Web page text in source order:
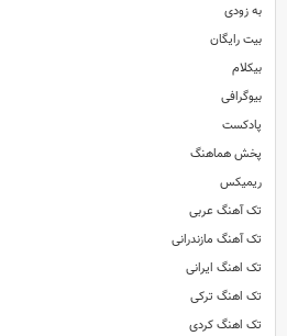
به زودی
بیت رایگان
بیکلام
بیوگرافی
پادکست
پخش هماهنگ
ریمیکس
تک آهنگ عربی
تک آهنگ مازندرانی
تک اهنگ ایرانی
تک اهنگ ترکی
تک اهنگ کردی